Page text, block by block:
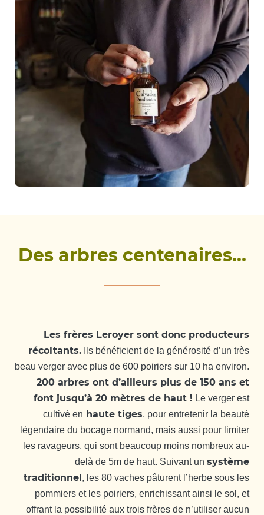
Des arbres centenaires…
Les frères Leroyer sont donc producteurs
récoltants. Ils bénéficient de la générosité d’un très
beau verger avec plus de 600 poiriers sur 10 ha environ.
200 arbres ont d’ailleurs plus de 150 ans et
font jusqu’à 20 mètres de haut ! Le verger est
cultivé en haute tiges, pour entretenir la beauté
légendaire du bocage normand, mais aussi pour limiter
les ravageurs, qui sont beaucoup moins nombreux au-
delà de 5m de haut. Suivant un système
traditionnel, les 80 vaches pâturent l’herbe sous les
pommiers et les poiriers, enrichissant ainsi le sol, et
offrant la possibilité aux trois frères de n’utiliser aucun